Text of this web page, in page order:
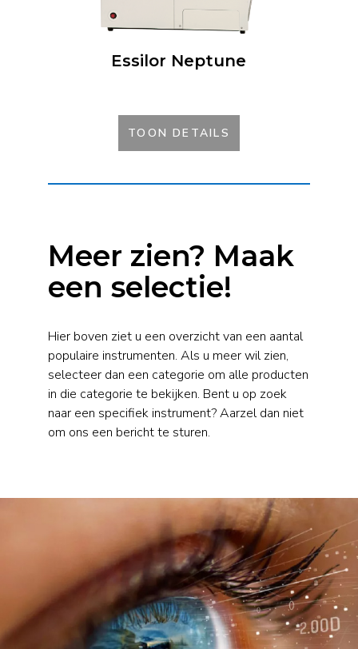
Essilor Neptune
TOON DETAILS
Meer zien? Maak
een selectie!
Hier boven ziet u een overzicht van een aantal
populaire instrumenten. Als u meer wil zien,
selecteer dan een categorie om alle producten
in die categorie te bekijken. Bent u op zoek
naar een specifiek instrument? Aarzel dan niet
om ons een bericht te sturen.